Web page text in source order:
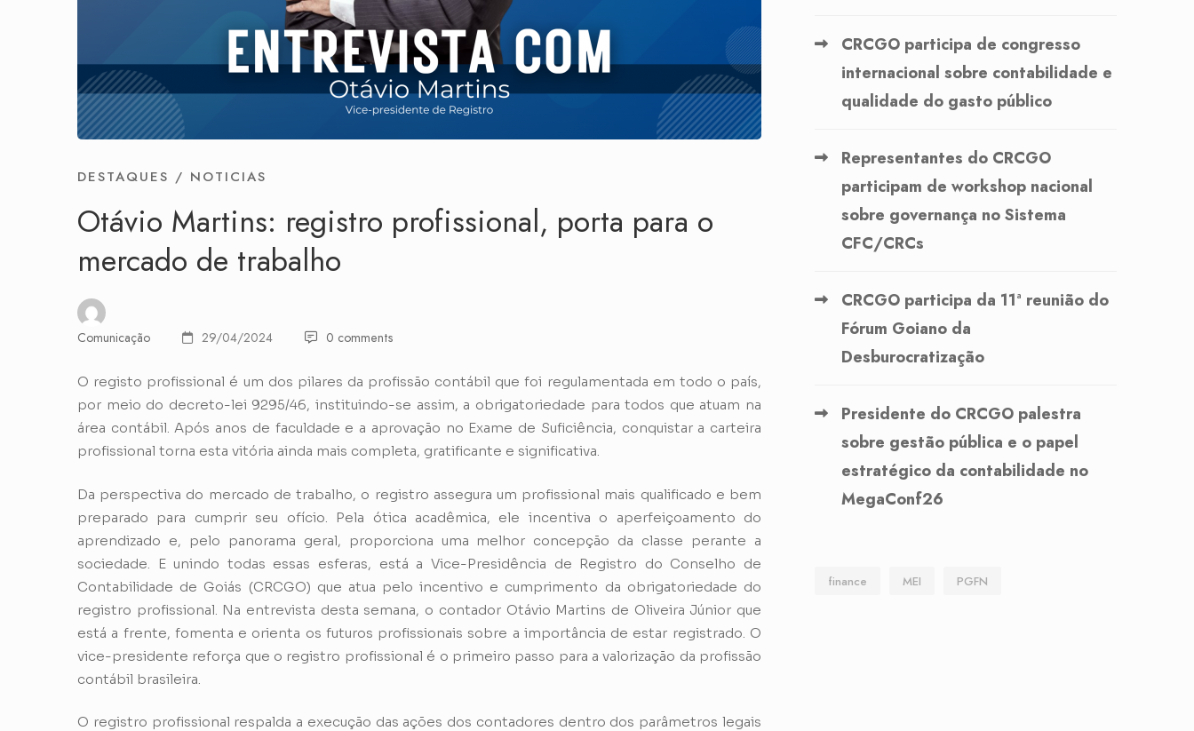
DESTAQUES / NOTICIAS
Otávio Martins: registro profissional, porta para o
mercado de trabalho
Comunicação 29/04/2024 0 comments
O registo profissional é um dos pilares da profissão contábil que foi regulamentada em todo o país,
por meio do decreto-lei 9295/46, instituindo-se assim, a obrigatoriedade para todos que atuam na
área contábil. Após anos de faculdade e a aprovação no Exame de Suficiência, conquistar a carteira
profissional torna esta vitória ainda mais completa, gratificante e significativa.
Da perspectiva do mercado de trabalho, o registro assegura um profissional mais qualificado e bem
preparado para cumprir seu ofício. Pela ótica acadêmica, ele incentiva o aperfeiçoamento do
aprendizado e, pelo panorama geral, proporciona uma melhor concepção da classe perante a
sociedade. E unindo todas essas esferas, está a Vice-Presidência de Registro do Conselho de
Contabilidade de Goiás (CRCGO) que atua pelo incentivo e cumprimento da obrigatoriedade do
registro profissional. Na entrevista desta semana, o contador Otávio Martins de Oliveira Júnior que
está a frente, fomenta e orienta os futuros profissionais sobre a importância de estar registrado. O
vice-presidente reforça que o registro profissional é o primeiro passo para a valorização da profissão
contábil brasileira.
O registro profissional respalda a execução das ações dos contadores dentro dos parâmetros legais
CRCGO participa de congresso
internacional sobre contabilidade e
qualidade do gasto público
Representantes do CRCGO
participam de workshop nacional
sobre governança no Sistema
CFC/CRCs
CRCGO participa da 11ª reunião do
Fórum Goiano da
Desburocratização
Presidente do CRCGO palestra
sobre gestão pública e o papel
estratégico da contabilidade no
MegaConf26
finance MEI PGFN